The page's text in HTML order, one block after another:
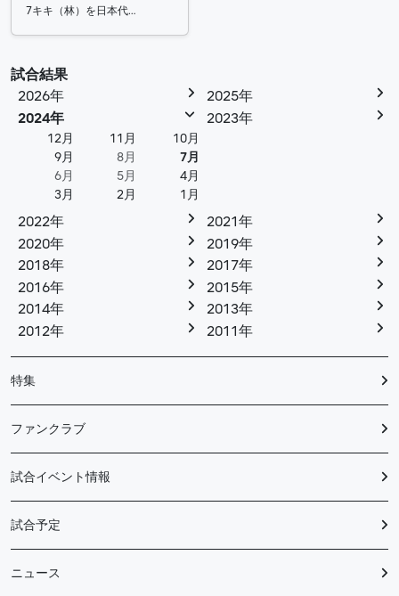
7キキ（林）を日本代…
試合結果
2026年
2025年
2024年
12月 11月
10月
9月
8月
7月
6月
5月
4月
3月
2月 1月
2023年
2022年
2021年
2020年
2019年
2018年
2017年
2016年
2015年
2014年
2013年
2012年
2011年
特集
ファンクラブ
試合イベント情報
試合予定
ニュース